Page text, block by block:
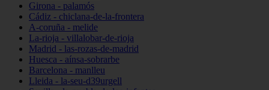
Girona - palamós
Cádiz - chiclana-de-la-frontera
A-coruña - melide
La-rioja - villalobar-de-rioja
Madrid - las-rozas-de-madrid
Huesca - aínsa-sobrarbe
Barcelona - manlleu
Lleida - la-seu-d39urgell